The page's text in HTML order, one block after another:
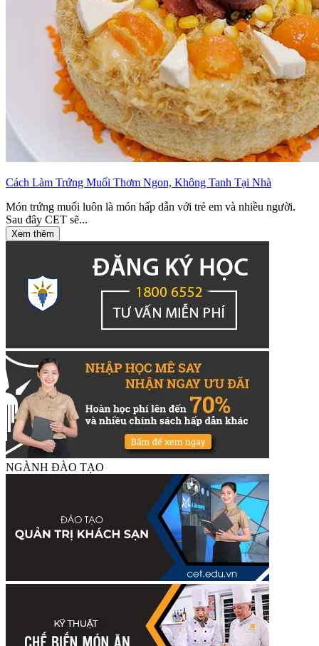
Cách Làm Trứng Muối Thơm Ngon, Không Tanh Tại Nhà
Món trứng muối luôn là món hấp dẫn với trẻ em và nhiều người.
Sau đây CET sẽ...
Xem thêm
NGÀNH ĐÀO TẠO